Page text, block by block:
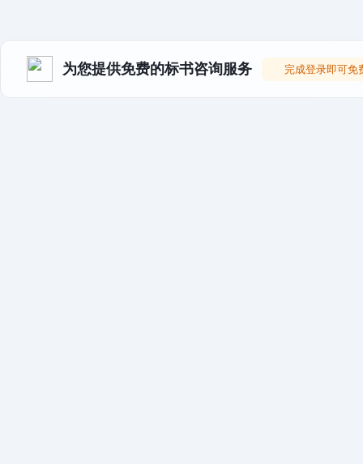
为您提供免费的标书咨询服务 完成登录即可免